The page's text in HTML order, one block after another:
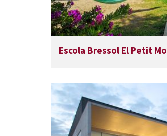
Escola Bressol El Petit